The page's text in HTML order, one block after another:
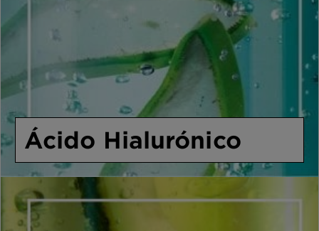
Ácido Hialurónico